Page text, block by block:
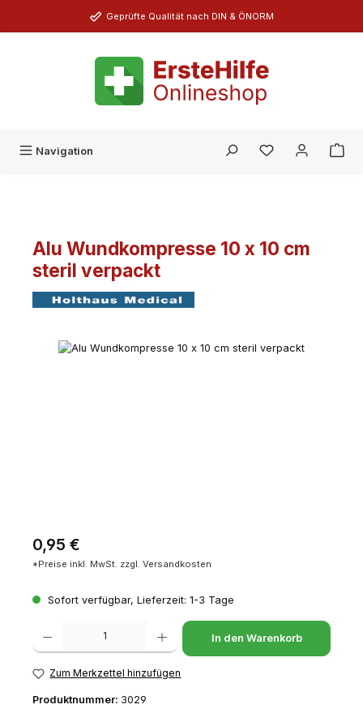
Zum Hauptinhalt springenGeprüfte Qualität nach DIN & ÖNORM
Navigation Du hast 0
Alu Wundkompresse 10 x 10 cm
steril verpackt
Bildergalerie überspringen
Regulärer Preis:
0,95 €
*Preise inkl. MwSt. zzgl. Versandkosten
Sofort verfügbar, Lieferzeit: 1-3 Tage
Produkt Anzahl: Gib den gewünschten Wert ein oder benutze die
In den Warenkorb
Zum Merkzettel hinzufügen
Produktnummer: 3029